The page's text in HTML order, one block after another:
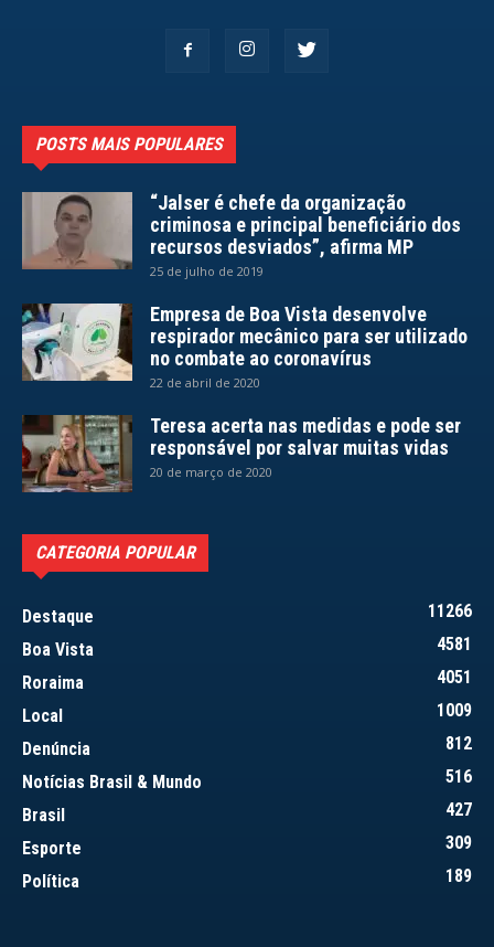
POSTS MAIS POPULARES
“Jalser é chefe da organização
criminosa e principal beneficiário dos
recursos desviados”, afirma MP
25 de julho de 2019
Empresa de Boa Vista desenvolve
respirador mecânico para ser utilizado
no combate ao coronavírus
22 de abril de 2020
Teresa acerta nas medidas e pode ser
responsável por salvar muitas vidas
20 de março de 2020
CATEGORIA POPULAR
Destaque
11266
Boa Vista
4581
Roraima
4051
Local
1009
Denúncia
812
Notícias Brasil & Mundo
516
Brasil
427
Esporte
309
Política
189